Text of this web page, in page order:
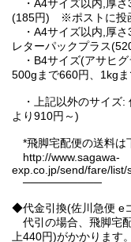
・A4サイズ以内,厚さ
(185円) ※ポストに投
・A4サイズ以内,厚さ
レターパックプラス
・B4サイズ(アサヒグ
500gまで660円、1kg
・上記以外のサイズ:
より910円～)
*飛脚宅配便の送料は
http://www.sagawa-
exp.co.jp/send/fare/
──────────
◆代金引換(佐川急便 e
代引の場合、飛脚宅
上440円)がかかります。